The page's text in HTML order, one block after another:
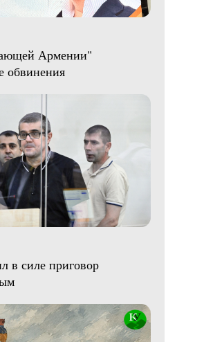
Армении"
обвинения
в силе приговор